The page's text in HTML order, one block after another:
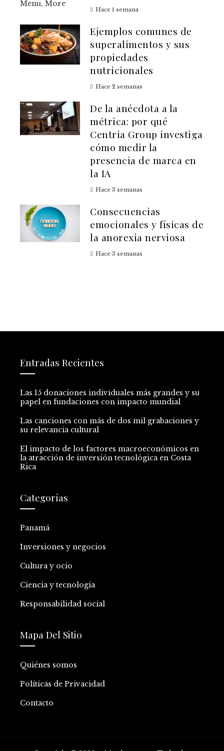
Hace 1 semana
Ejemplos comunes de
superalimentos y sus
propiedades
nutricionales
Hace 2 semanas
De la anécdota a la
métrica: por qué
Centria Group investiga
cómo medir la
presencia de marca en
la IA
Hace 3 semanas
Consecuencias
emocionales y físicas de
la anorexia nerviosa
Hace 3 semanas
Entradas Recientes
Las 15 donaciones individuales más grandes y su
papel en fundaciones con impacto mundial
Las canciones con más de dos mil grabaciones y
su relevancia cultural
El impacto de los factores macroeconómicos en
la atracción de inversión tecnológica en Costa
Rica
Categorías
Panamá
Inversiones y negocios
Cultura y ocio
Ciencia y tecnología
Responsabilidad social
Mapa Del Sitio
Quiénes somos
Políticas de Privacidad
Contacto